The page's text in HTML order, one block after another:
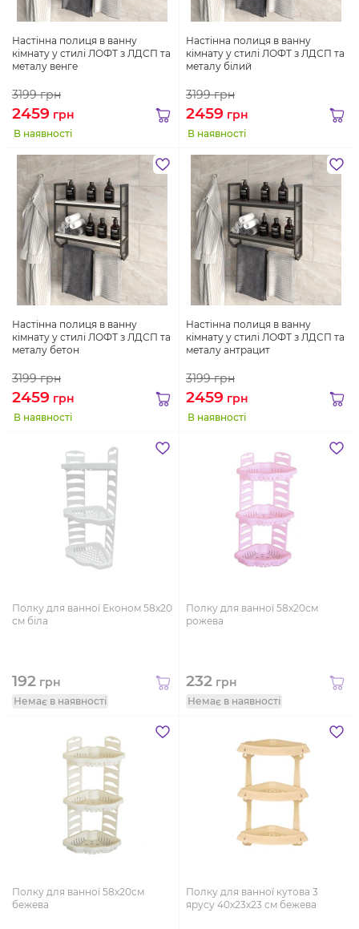
Настінна полиця в ванну
кімнату у стилі ЛОФТ з ЛДСП та
металу венге
3199грн
2459 грн
В наявності
Настінна полиця в ванну
кімнату у стилі ЛОФТ з ЛДСП та
металу білий
3199грн
2459 грн
В наявності
Настінна полиця в ванну
кімнату у стилі ЛОФТ з ЛДСП та
металу бетон
3199грн
2459 грн
В наявності
Настінна полиця в ванну
кімнату у стилі ЛОФТ з ЛДСП та
металу антрацит
3199грн
2459 грн
В наявності
Полку для ванної Економ 58х20
см біла
192 грн
Немає в наявності
Полку для ванної 58х20см
рожева
232 грн
Немає в наявності
Полку для ванної 58х20см
бежева
Полку для ванної кутова 3
ярусу 40х23х23 см бежева